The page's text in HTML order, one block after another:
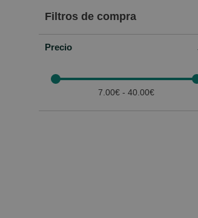
Filtros de compra
Precio
7.00€ - 40.00€